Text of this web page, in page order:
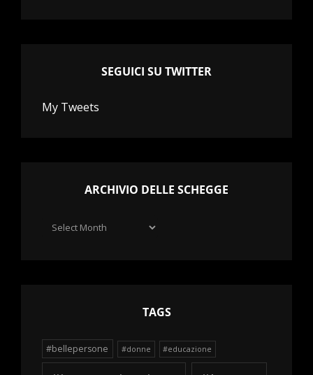
SEGUICI SU TWITTER
My Tweets
ARCHIVIO DELLE SCHEGGE
Archivio
TAGS
#bellepersone #donne #educazione